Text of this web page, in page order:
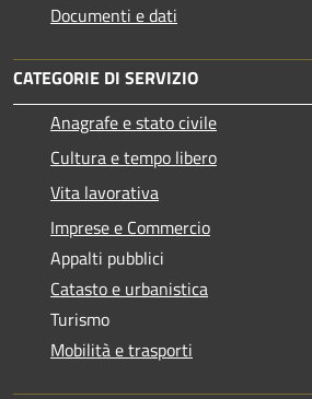
Documenti e dati
CATEGORIE DI SERVIZIO
Anagrafe e stato civile
Cultura e tempo libero
Vita lavorativa
Imprese e Commercio
Appalti pubblici
Catasto e urbanistica
Turismo
Mobilità e trasporti